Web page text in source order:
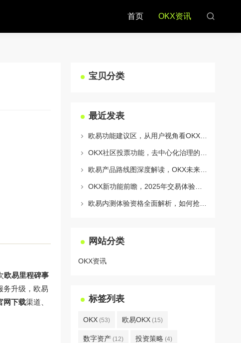
首页 OKX资讯
欧易里程碑事
务升级，欧易
网下载渠道、
宝贝分类
最近发表
网站分类
OKX资讯
标签列表
OKX (53) 欧易OKX (15)
数字资产 (12) 投资策略 (4)